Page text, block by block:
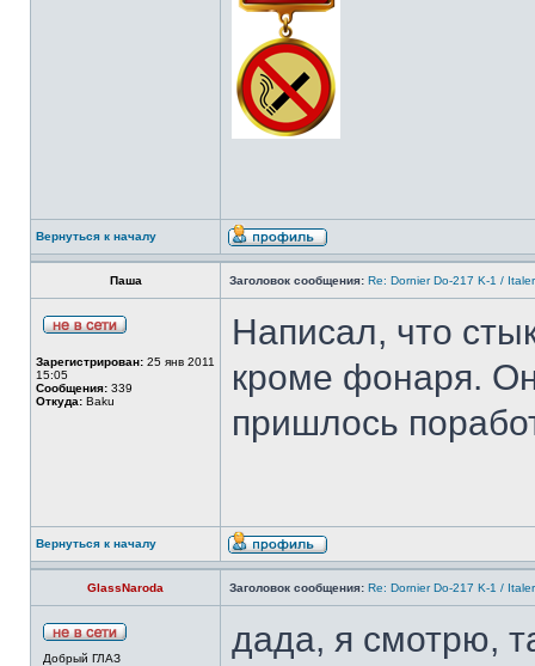
Вернуться к началу
Паша Заголовок сообщения: Re: Dornier Do-217 K-1 /
Зарегистрирован: 25 янв 2011
15:05
Сообщения: 339
Откуда: Baku
Написал, что
кроме фонаря.
пришлось
Вернуться к началу
GlassNaroda Заголовок сообщения: Re: Dornier Do-217 K-1 /
Добрый ГЛАЗ дада, я смотрю,